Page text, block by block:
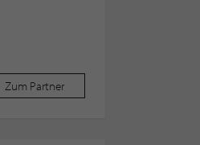
Zum Partner